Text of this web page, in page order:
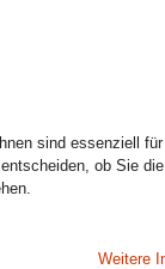
sind essenziell
ob Sie
Weitere